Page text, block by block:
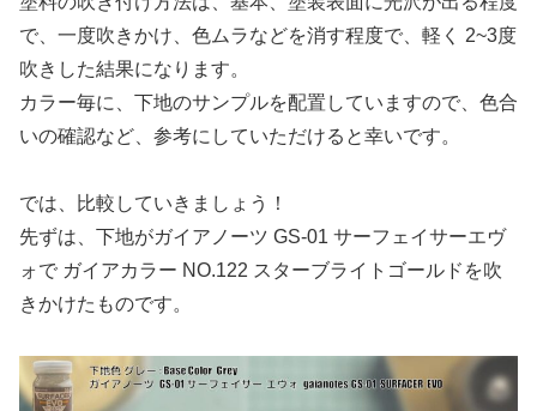
で、一度吹きかけ、色ムラなどを消す程度で、軽く 2~3度
吹きした結果になります。
カラー毎に、下地のサンプルを配置していますので、色合
いの確認など、参考にしていただけると幸いです。
では、比較していきましょう！
先ずは、下地がガイアノーツ GS-01 サーフェイサーエヴ
ォで ガイアカラー NO.122 スターブライトゴールドを吹
きかけたものです。